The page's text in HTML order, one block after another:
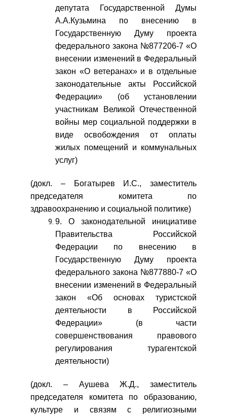
депутата Государственной Думы
А.А.Кузьмина по внесению в
Государственную Думу проекта
федерального закона №877206-7 «О
внесении изменений в Федеральный
закон «О ветеранах» и в отдельные
законодательные акты Российской
Федерации» (об установлении
участникам Великой Отечественной
войны мер социальной поддержки в
виде освобождения от оплаты
жилых помещений и коммунальных
услуг)
(докл. – Богатырев И.С., заместитель
председателя комитета по
здравоохранению и социальной политике)
9. О законодательной инициативе
Правительства Российской
Федерации по внесению в
Государственную Думу проекта
федерального закона №877880-7 «О
внесении изменений в Федеральный
закон «Об основах туристской
деятельности в Российской
Федерации» (в части
совершенствования правового
регулирования турагентской
деятельности)
(докл. – Аушева Ж.Д., заместитель
председателя комитета по образованию,
культуре и связям с религиозными